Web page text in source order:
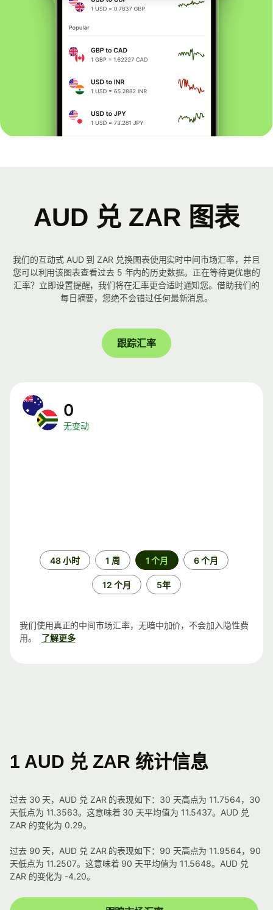
AUD 兑 ZAR 图表
我们的互动式 AUD 到 ZAR 兑换图表使用实时中间市场汇率，并且
您可以利用该图表查看过去 5 年内的历史数据。正在等待更优惠的
汇率？立即设置提醒，我们将在汇率更合适时通知您。借助我们的
每日摘要，您绝不会错过任何最新消息。
跟踪汇率
0
无变动
48 小时 1 周 1 个月 6 个月
12 个月 5年
我们使用真正的中间市场汇率，无暗中加价，不会加入隐性费
用。
了解更多
1 AUD 兑 ZAR 统计信息
过去 30 天，AUD 兑 ZAR 的表现如下：30 天高点为 11.7564，30
天低点为 11.3563。这意味着 30 天平均值为 11.5437。AUD 兑
ZAR 的变化为 0.29。
过去 90 天，AUD 兑 ZAR 的表现如下：90 天高点为 11.9564，90
天低点为 11.2507。这意味着 90 天平均值为 11.5648。AUD 兑
ZAR 的变化为 -4.20。